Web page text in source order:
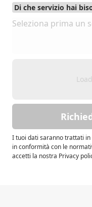
I tuoi dati saranno trattati
in conformità con le
accetti la nostra Privacy